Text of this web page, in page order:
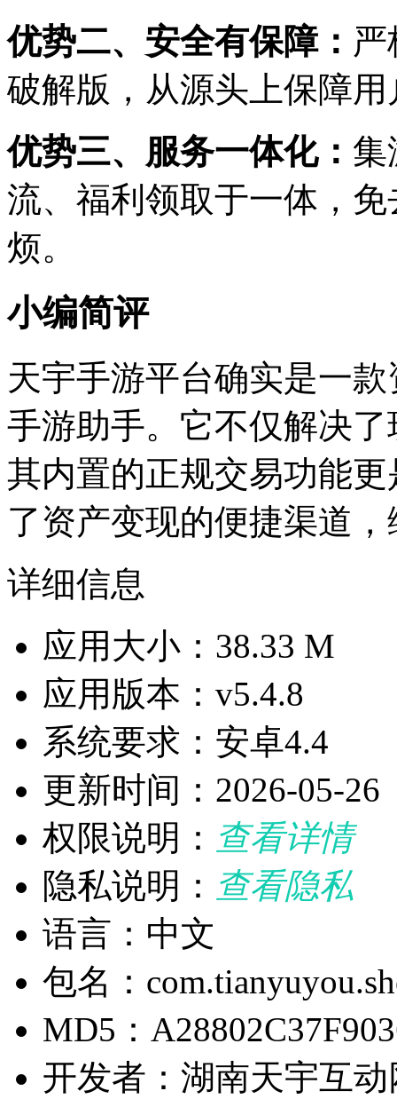
优势二、安全有保障：
破解版，从源头上保障
优势三、服务一体化： 集
流、福利领取于一体，
烦。
小编简评
天宇手游平台确实是一
手游助手。它不仅解决
其内置的正规交易功能
了资产变现的便捷渠道
详细信息
应用大小：38.33 M
应用版本：v5.4.8
系统要求：安卓4.4
更新时间：2026-05-26
权限说明： 查看详情
隐私说明： 查看隐私
语言：中文
包名：
MD5：
开发者：湖南天宇互